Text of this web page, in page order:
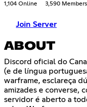
1,104 Online 3,590 Members
Join Server
ABOUT
Discord oficial do
(e de língua
warframe, esclareça
amizades e converse,
servidor é aberto a